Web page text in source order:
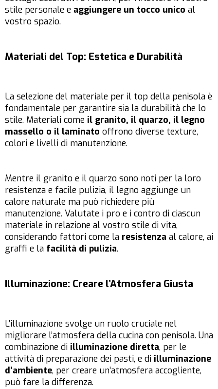
stile personale e aggiungere un tocco unico al
vostro spazio.
Materiali del Top: Estetica e Durabilità
La selezione del materiale per il top della penisola è
fondamentale per garantire sia la durabilità che lo
stile. Materiali come il granito, il quarzo, il legno
massello o il laminato offrono diverse texture,
colori e livelli di manutenzione.
Mentre il granito e il quarzo sono noti per la loro
resistenza e facile pulizia, il legno aggiunge un
calore naturale ma può richiedere più
manutenzione. Valutate i pro e i contro di ciascun
materiale in relazione al vostro stile di vita,
considerando fattori come la resistenza al calore, ai
graffi e la facilità di pulizia.
Illuminazione: Creare l’Atmosfera Giusta
L’illuminazione svolge un ruolo cruciale nel
migliorare l’atmosfera della cucina con penisola. Una
combinazione di illuminazione diretta, per le
attività di preparazione dei pasti, e di illuminazione
d’ambiente, per creare un’atmosfera accogliente,
può fare la differenza.